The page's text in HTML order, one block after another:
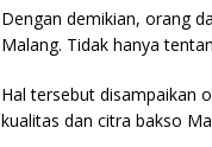
Dengan demikian, orang
Malang. Tidak hanya
Hal tersebut disampaikan
kualitas dan citra bakso